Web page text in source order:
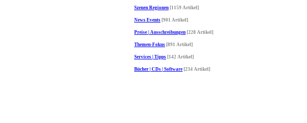
Szenen Regionen [1159 Artikel]
News Events [901 Artikel]
Preise | Ausschreibungen [228 Artikel]
Themen-Fokus [891 Artikel]
Services | Tipps [142 Artikel]
Bücher | CDs | Software [234 Artikel]